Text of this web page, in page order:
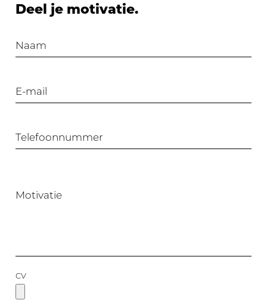
Deel je motivatie.
Naam
E-mail
Telefoonnummer
Motivatie
CV